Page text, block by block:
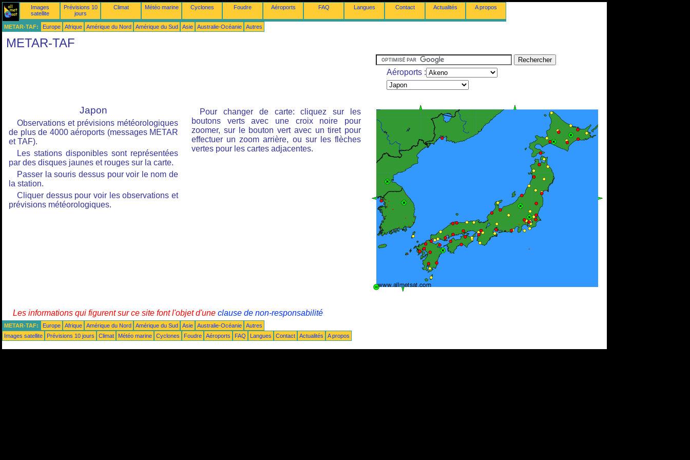
Images
satellite
Prévisions 10
jours
Climat Météo marine Cyclones Foudre Aéroports FAQ Langues Contact Actualités A propos
METAR-TAF: Europe Afrique Amérique du Nord Amérique du Sud Asie Australie-Océanie Autres
METAR-TAF
Aéroports :
Japon
Observations et prévisions météorologiques
de plus de 4000 aéroports (messages METAR
et TAF).
Les stations disponibles sont représentées
par des disques jaunes et rouges sur la carte.
Passer la souris dessus pour voir le nom de
la station.
Cliquer dessus pour voir les observations et
prévisions météorologiques.
Pour changer de carte: cliquez sur les
boutons verts avec une croix noire pour
zoomer, sur le bouton vert avec un tiret pour
effectuer un zoom arrière, ou sur les flèches
vertes pour les cartes adjacentes.
Les informations qui figurent sur ce site font l'objet d'une clause de non-responsabilité
METAR-TAF: Europe Afrique Amérique du Nord Amérique du Sud Asie Australie-Océanie
Autres
Images satellite
Prévisions 10 jours Climat Météo marine Cyclones Foudre Aéroports FAQ Langues Contact Actualités A propos